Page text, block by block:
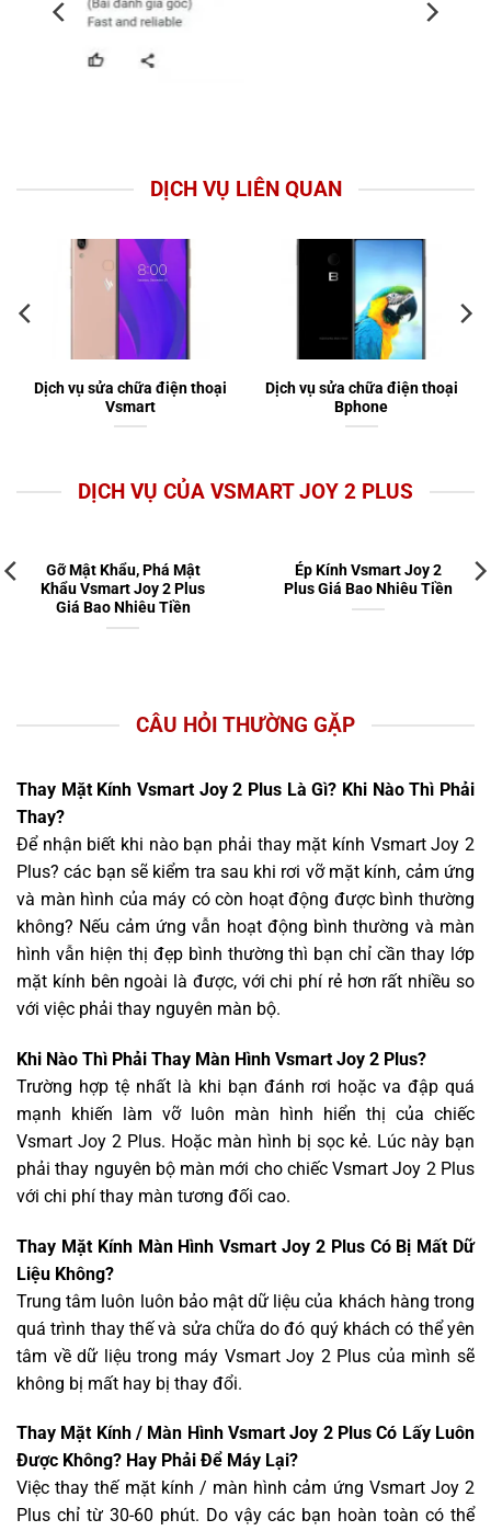
DỊCH VỤ LIÊN QUAN
Dịch vụ sửa chữa điện thoại
Vsmart
Dịch vụ sửa chữa điện thoại
Bphone
DỊCH VỤ CỦA VSMART JOY 2 PLUS
Gỡ Mật Khẩu, Phá Mật
Khẩu Vsmart Joy 2 Plus
Giá Bao Nhiêu Tiền
Ép Kính Vsmart Joy 2
Plus Giá Bao Nhiêu Tiền
CÂU HỎI THƯỜNG GẶP
Thay Mặt Kính Vsmart Joy 2 Plus Là Gì? Khi Nào Thì Phải
Thay?
Để nhận biết khi nào bạn phải thay mặt kính Vsmart Joy 2
Plus? các bạn sẽ kiểm tra sau khi rơi vỡ mặt kính, cảm ứng
và màn hình của máy có còn hoạt động được bình thường
không? Nếu cảm ứng vẫn hoạt động bình thường và màn
hình vẫn hiện thị đẹp bình thường thì bạn chỉ cần thay lớp
mặt kính bên ngoài là được, với chi phí rẻ hơn rất nhiều so
với việc phải thay nguyên màn bộ.
Khi Nào Thì Phải Thay Màn Hình Vsmart Joy 2 Plus?
Trường hợp tệ nhất là khi bạn đánh rơi hoặc va đập quá
mạnh khiến làm vỡ luôn màn hình hiển thị của chiếc
Vsmart Joy 2 Plus. Hoặc màn hình bị sọc kẻ. Lúc này bạn
phải thay nguyên bộ màn mới cho chiếc Vsmart Joy 2 Plus
với chi phí thay màn tương đối cao.
Thay Mặt Kính Màn Hình Vsmart Joy 2 Plus Có Bị Mất Dữ
Liệu Không?
Trung tâm luôn luôn bảo mật dữ liệu của khách hàng trong
quá trình thay thế và sửa chữa do đó quý khách có thể yên
tâm về dữ liệu trong máy Vsmart Joy 2 Plus của mình sẽ
không bị mất hay bị thay đổi.
Thay Mặt Kính / Màn Hình Vsmart Joy 2 Plus Có Lấy Luôn
Được Không? Hay Phải Để Máy Lại?
Việc thay thế mặt kính / màn hình cảm ứng Vsmart Joy 2
Plus chỉ từ 30-60 phút. Do vậy các bạn hoàn toàn có thể